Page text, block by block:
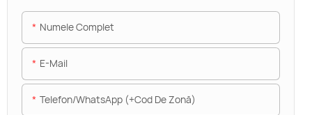
Numele Complet
E-Mail
Telefon/WhatsApp (+Cod De Zonă)